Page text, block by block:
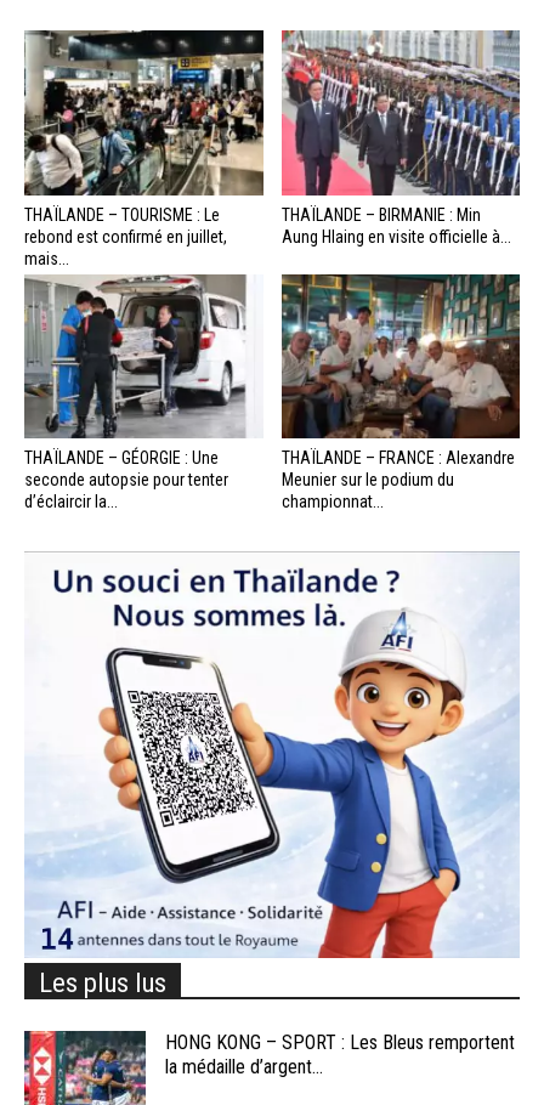
THAÏLANDE – TOURISME : Le
rebond est confirmé en juillet,
mais...
THAÏLANDE – BIRMANIE : Min
Aung Hlaing en visite officielle à...
THAÏLANDE – GÉORGIE : Une
seconde autopsie pour tenter
d’éclaircir la...
THAÏLANDE – FRANCE : Alexandre
Meunier sur le podium du
championnat...
Les plus lus
HONG KONG – SPORT : Les Bleus remportent
la médaille d’argent...